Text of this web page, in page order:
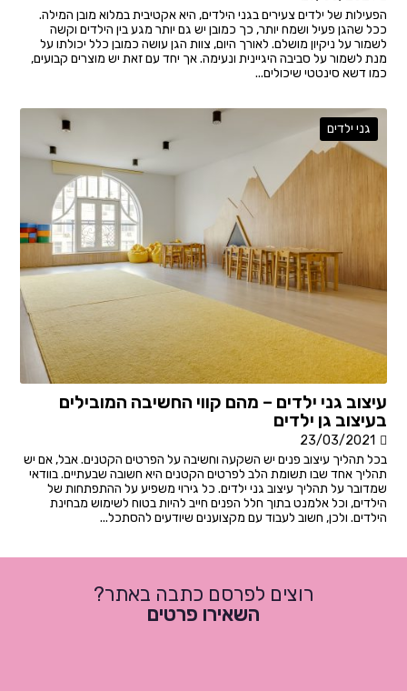
הפעילות של ילדים צעירים בגני הילדים, היא אקטיבית במלוא מובן המילה.
ככל שהגן פעיל ושמח יותר, כך כמובן יש גם יותר מגע בין הילדים וקשה
לשמור על ניקיון מושלם. לאורך היום, צוות הגן עושה כמובן כלל יכולתו על
מנת לשמור על סביבה היגיינית ונעימה. אך יחד עם זאת יש מוצרים קבועים,
כמו דשא סינטטי שיכולים...
גני ילדים
עיצוב גני ילדים – מהם קווי החשיבה המובילים
בעיצוב גן ילדים
23/03/2021
בכל תהליך עיצוב פנים יש השקעה וחשיבה על הפרטים הקטנים. אבל, אם יש
תהליך אחד שבו תשומת הלב לפרטים הקטנים היא חשובה שבעתיים. בוודאי
שמדובר על תהליך עיצוב גני ילדים. כל גירוי משפיע על ההתפתחות של
הילדים, וכל אלמנט בתוך חלל הפנים חייב להיות בטוח לשימוש מבחינת
הילדים. ולכן, חשוב לעבוד עם מקצוענים שיודעים להסתכל...
רוצים לפרסם כתבה באתר?
השאירו פרטים